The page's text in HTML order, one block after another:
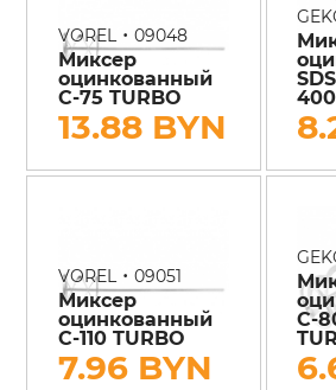
VOREL • 09048
Миксер
оцинкованный
С-75 TURBO
13.88 BYN
VOREL • 09051
Миксер
оцинкованный
С-110 TURBO
7.96 BYN
С-